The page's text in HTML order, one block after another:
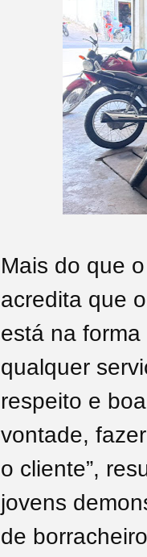
Mais do que
acredita que
está na
qualquer
respeito e
vontade,
o cliente”,
jovens
de